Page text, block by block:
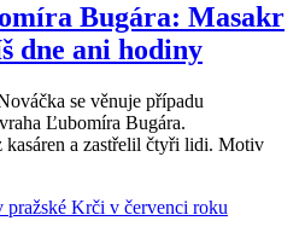
Bugára: Masakr
dne ani hodiny
se věnuje případu
Ľubomíra Bugára.
a zastřelil čtyři lidi. Motiv